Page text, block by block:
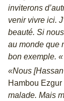
inviterons
venir vivre ici.
beauté. Si
au monde que
bon exemple. «
«Nous
Hambou Ezgur
malade. Mais